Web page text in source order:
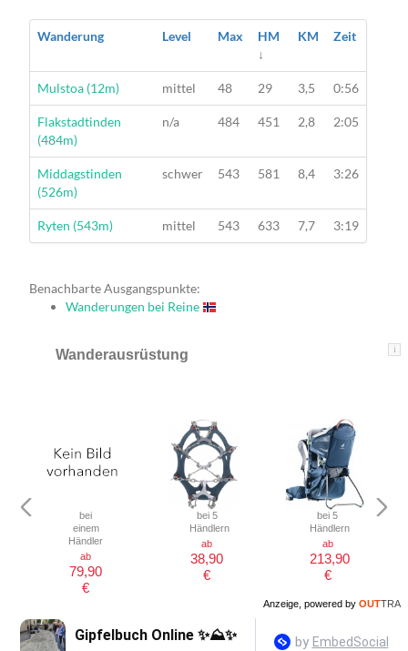
Wanderung Level Max
HM
↓
KM Zeit
Wanderung
Mulstoa (12m) mittel 48 29 3,5 0:56
Wanderung
Flakstadtinden
(484m)
n/a 484 451 2,8 2:05
Wanderung
Middagstinden
(526m)
schwer 543 581 8,4 3:26
Wanderung
Ryten (543m) mittel 543 633 7,7 3:19
Benachbarte Ausgangspunkte:
Wanderungen bei Reine
i
Wanderausrüstung
bei
einem
Händler
ab
79,90
€
bei 5
Händlern
ab
38,90
€
bei 5
Händlern
ab
213,90
€
Anzeige, powered by OUTTRA